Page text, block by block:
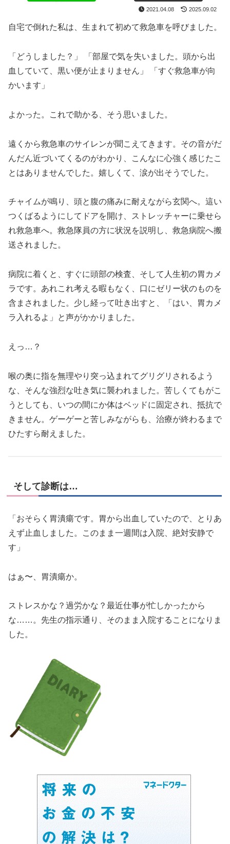
2021.04.08 2025.09.02
自宅で倒れた私は、生まれて初めて救急車を呼びました。
「どうしました？」 「部屋で気を失いました。頭から出
血していて、黒い便が止まりません」 「すぐ救急車が向
かいます」
よかった。これで助かる、そう思いました。
遠くから救急車のサイレンが聞こえてきます。その音がだ
んだん近づいてくるのがわかり、こんなに心強く感じたこ
とはありませんでした。嬉しくて、涙が出そうでした。
チャイムが鳴り、頭と腹の痛みに耐えながら玄関へ。這い
つくばるようにしてドアを開け、ストレッチャーに乗せら
れ救急車へ。救急隊員の方に状況を説明し、救急病院へ搬
送されました。
病院に着くと、すぐに頭部の検査、そして人生初の胃カメ
ラです。あれこれ考える暇もなく、口にゼリー状のものを
含まされました。少し経って吐き出すと、「はい、胃カメ
ラ入れるよ」と声がかかりました。
えっ…？
喉の奥に指を無理やり突っ込まれてグリグリされるよう
な、そんな強烈な吐き気に襲われました。苦しくてもがこ
うとしても、いつの間にか体はベッドに固定され、抵抗で
きません。ゲーゲーと苦しみながらも、治療が終わるまで
ひたすら耐えました。
そして診断は…
「おそらく胃潰瘍です。胃から出血していたので、とりあ
えず止血しました。このまま一週間は入院、絶対安静で
す」
はぁ〜、胃潰瘍か。
ストレスかな？過労かな？最近仕事が忙しかったから
な……。先生の指示通り、そのまま入院することになりま
した。